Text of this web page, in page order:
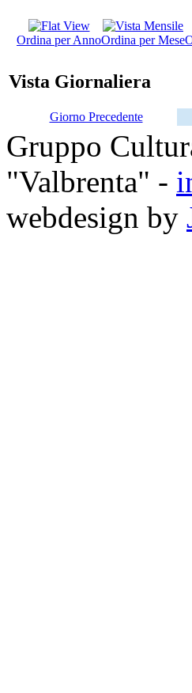
Ordina per AnnoOrdina per Mese
Vista Giornaliera
Giorno Precedente
Gruppo
"Valbrenta" -
webdesign by